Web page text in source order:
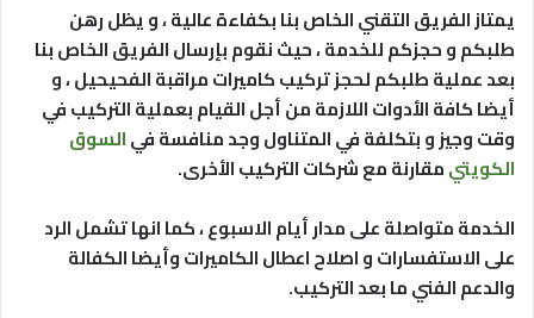
يمتاز الفريق التقني الخاص بنا بكفاءة عالية ، و يظل رهن
طلبكم و حجزكم للخدمة ، حيث نقوم بإرسال الفريق الخاص بنا
بعد عملية طلبكم لحجز تركيب كاميرات مراقبة الفحيحيل ، و
أيضا كافة الأدوات اللازمة من أجل القيام بعملية التركيب في
وقت وجيز و بتكلفة في المتناول وجد منافسة فيالسوق
الكويتيمقارنة مع شركات التركيب الأخرى.
الخدمة متواصلة على مدار أيام الاسبوع ، كما انها تشمل الرد
على الاستفسارات و اصلاح اعطال الكاميرات وأيضا الكفالة
والدعم الفني ما بعد التركيب.